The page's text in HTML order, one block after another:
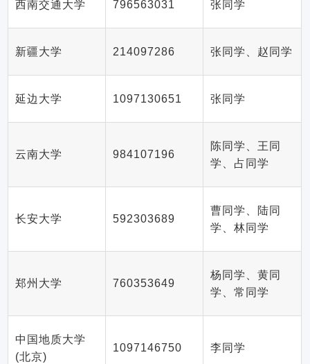
西南交通大学 796563031 张同学
新疆大学 214097286 张同学、赵同学
延边大学 1097130651 张同学
云南大学 984107196
陈同学、王同
学、占同学
长安大学 592303689
曹同学、陆同
学、林同学
郑州大学 760353649
杨同学、黄同
学、常同学
中国地质大学
(北京)
1097146750 李同学